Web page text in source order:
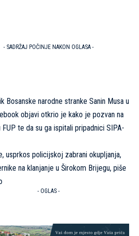
- SADRŽAJ POČINJE NAKON OGLASA -
Bosanske narodne stranke Sanin Musa u
objavi otkrio je kako je pozvan na
te da su ga ispitali pripadnici SIPA-
usprkos policijskoj zabrani okupljanja,
na klanjanje u Širokom Brijegu, piše
- OGLAS -